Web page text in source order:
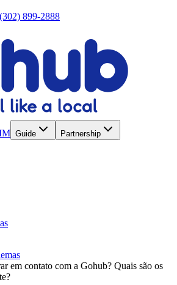
899-2888
Guide Partnership
em contato com a Gohub? Quais são os